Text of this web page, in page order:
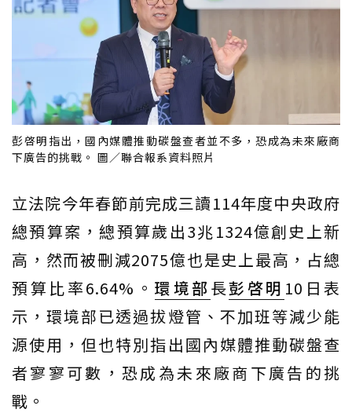
彭啓明指出，國內媒體推動碳盤查者並不多，恐成為未來廠商
下廣告的挑戰。 圖／聯合報系資料照片
立法院今年春節前完成三讀114年度中央政府
總預算案，總預算歲出3兆1324億創史上新
高，然而被刪減2075億也是史上最高，占總
預算比率6.64%。環境部長彭啓明 10日表
示，環境部已透過拔燈管、不加班等減少能
源使用，但也特別指出國內媒體推動碳盤查
者寥寥可數，恐成為未來廠商下廣告的挑
戰。